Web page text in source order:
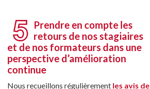
Prendre en compte les
retours de nos stagiaires
et de nos formateurs dans une
perspective d’amélioration
continue
Nous recueillons régulièrement les avis de